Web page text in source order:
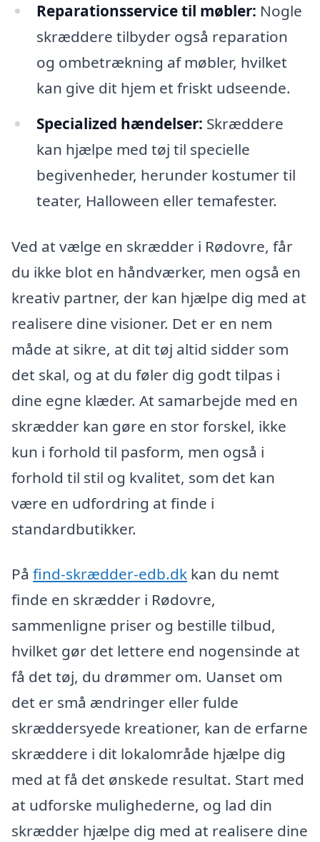
Reparationsservice til møbler: Nogle
skræddere tilbyder også reparation
og ombetrækning af møbler, hvilket
kan give dit hjem et friskt udseende.
Specialized hændelser: Skræddere
kan hjælpe med tøj til specielle
begivenheder, herunder kostumer til
teater, Halloween eller temafester.
Ved at vælge en skrædder i Rødovre, får
du ikke blot en håndværker, men også en
kreativ partner, der kan hjælpe dig med at
realisere dine visioner. Det er en nem
måde at sikre, at dit tøj altid sidder som
det skal, og at du føler dig godt tilpas i
dine egne klæder. At samarbejde med en
skrædder kan gøre en stor forskel, ikke
kun i forhold til pasform, men også i
forhold til stil og kvalitet, som det kan
være en udfordring at finde i
standardbutikker.
På find-skrædder-edb.dk kan du nemt
finde en skrædder i Rødovre,
sammenligne priser og bestille tilbud,
hvilket gør det lettere end nogensinde at
få det tøj, du drømmer om. Uanset om
det er små ændringer eller fulde
skræddersyede kreationer, kan de erfarne
skræddere i dit lokalområde hjælpe dig
med at få det ønskede resultat. Start med
at udforske mulighederne, og lad din
skrædder hjælpe dig med at realisere dine